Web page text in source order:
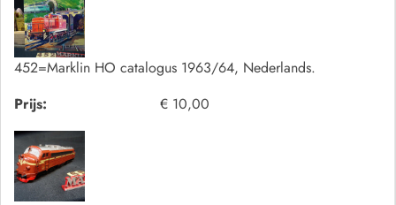
452=Marklin HO catalogus 1963/64, Nederlands.
Prijs:
€ 10,00